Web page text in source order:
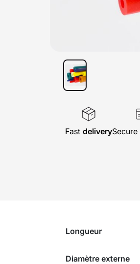
Fast deliverySecure
Longueur
Diamètre externe